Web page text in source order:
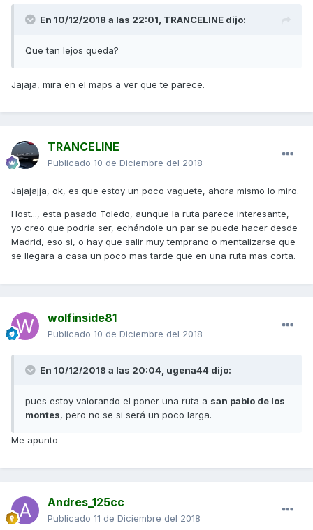
En 10/12/2018 a las 22:01, TRANCELINE dijo:
Que tan lejos queda?
Jajaja, mira en el maps a ver que te parece.
TRANCELINE
Publicado 10 de Diciembre del 2018
Jajajajja, ok, es que estoy un poco vaguete, ahora mismo lo miro.
Host..., esta pasado Toledo, aunque la ruta parece interesante,
yo creo que podría ser, echándole un par se puede hacer desde
Madrid, eso si, o hay que salir muy temprano o mentalizarse que
se llegara a casa un poco mas tarde que en una ruta mas corta.
wolfinside81
Publicado 10 de Diciembre del 2018
En 10/12/2018 a las 20:04, ugena44 dijo:
pues estoy valorando el poner una ruta a san pablo de los
montes, pero no se si será un poco larga.
Me apunto
Andres_125cc
Publicado 11 de Diciembre del 2018